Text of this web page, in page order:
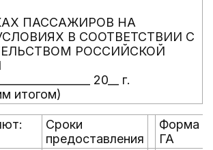
ПАССАЖИРОВ НА
В СООТВЕТСТВИИ С
РОССИЙСКОЙ
20__ г.
итогом)
Сроки
предоставления
Форма N
ГА